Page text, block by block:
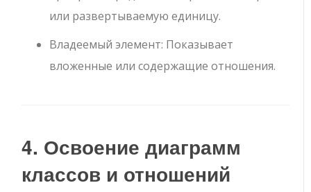
или развертываемую единицу.
Владеемый элемент: Показывает
вложенные или содержащие отношения.
4. Освоение диаграмм
классов и отношений